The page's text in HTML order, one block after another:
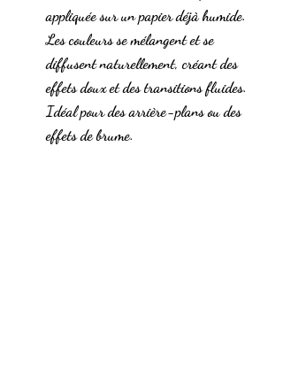
appliquée sur un papier déjà humide.
Les couleurs se mélangent et se
diffusent naturellement, créant des
effets doux et des transitions fluides.
Idéal pour des arrière-plans ou des
effets de brume.